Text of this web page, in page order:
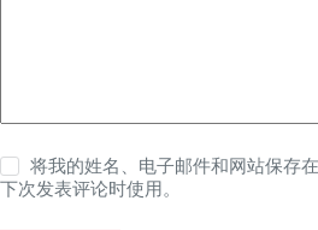
将我的姓名、电子邮件和网站保存
下次发表评论时使用。